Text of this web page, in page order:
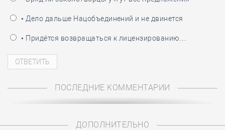
• Дело дальше Нацобъединений и не двинется
• Придётся возвращаться к лицензированию…
ПОСЛЕДНИЕ КОММЕНТАРИИ
ДОПОЛНИТЕЛЬНО